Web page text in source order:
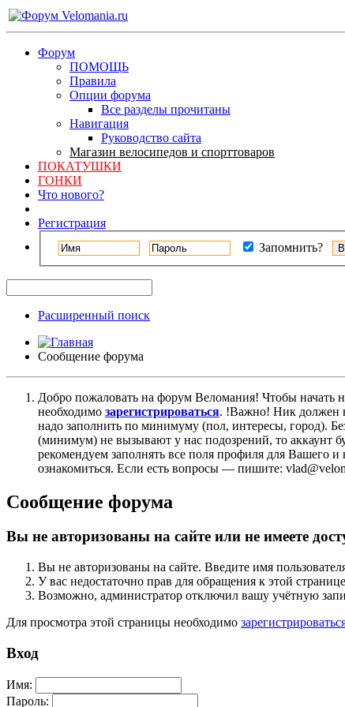
Форум
ПОМОЩЬ
Правила
Опции форума
Все разделы прочитаны
Навигация
Руководство сайта
Магазин велосипедов и спорттоваров
ПОКАТУШКИ
ГОНКИ
Что нового?
Регистрация
Запомнить?
Расширенный поиск
Сообщение форума
Добро пожаловать на форум Веломания! Чтобы начать
необходимо зарегистрироваться. !Важно! Ник должен
надо заполнить по минимуму (пол, интересы, город).
(минимум) не вызывают у нас подозрений, то аккаунт
рекомендуем заполнять все поля профиля для Вашего
ознакомиться. Если есть вопросы — пишите:
Сообщение форума
Вы не авторизованы на сайте или не имеете
Вы не авторизованы на сайте. Введите имя
У вас недостаточно прав для обращения к этой
Возможно, администратор отключил вашу учётную
Для просмотра этой страницы необходимо
Вход
Имя:
Пароль: